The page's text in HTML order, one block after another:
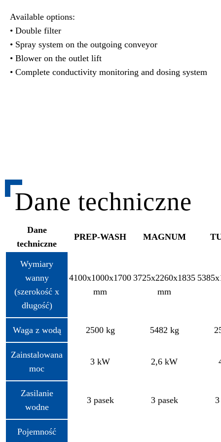
Available options:
• Double filter
• Spray system on the outgoing conveyor
• Blower on the outlet lift
• Complete conductivity monitoring and dosing system
Dane techniczne
Dane
techniczne
PREP-WASH MAGNUM
Wymiary
wanny
(szerokość x
długość)
4100x1000x1700
mm
3725x2260x1835
mm
Waga z wodą 2500 kg 5482 kg
Zainstalowana
moc
3 kW 2,6 kW
Zasilanie
wodne
3 pasek 3 pasek 3
Pojemność